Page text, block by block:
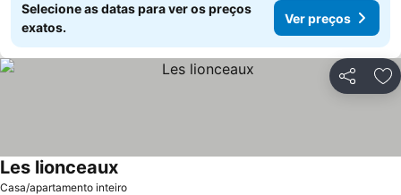
Selecione as datas para ver os preços
exatos.
Ver preços
Partilhar
Casa/apartamento inteiro
Les lionceauxVer preços